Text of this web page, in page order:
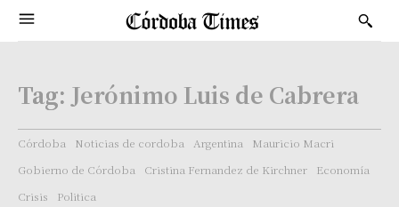
Tag: Jerónimo Luis de Cabrera
Córdoba Noticias de cordoba Argentina
Mauricio Macri
Gobierno de Córdoba
Cristina Fernandez de Kirchner
Economía
Crisis
Politica